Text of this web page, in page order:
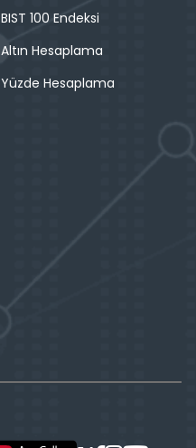
BIST 100 Endeksi
Altın Hesaplama
Yüzde Hesaplama